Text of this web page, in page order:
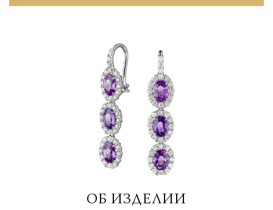
ОБ ИЗДЕЛИИ